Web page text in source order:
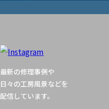
最新の修理事例や
日々の工房風景などを
配信しています。